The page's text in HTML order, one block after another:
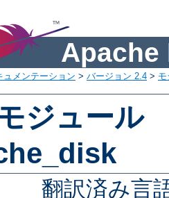
Apache
ュメンテーション > バージョン 2.4 >
ジュール
翻訳済み言